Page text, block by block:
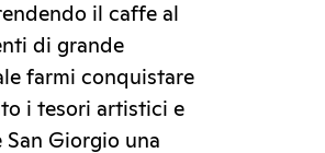
il caffe al
di grande
farmi conquistare
i tesori artistici e
Giorgio una